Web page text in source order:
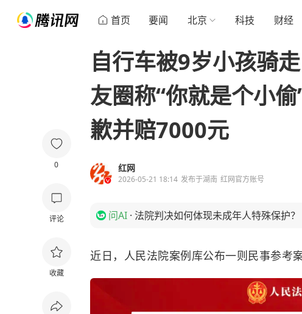
首页 要闻 北京 科技 财经
0
评论
收藏
自行车被9岁小孩骑
友圈称“你就是个小
歉并赔7000元
红网
2026-05-21 18:14 发布于湖南 红网官方账号
问AI · 法院判决如何体现未成年人特殊保护？
近日，人民法院案例库公布一则民事参考